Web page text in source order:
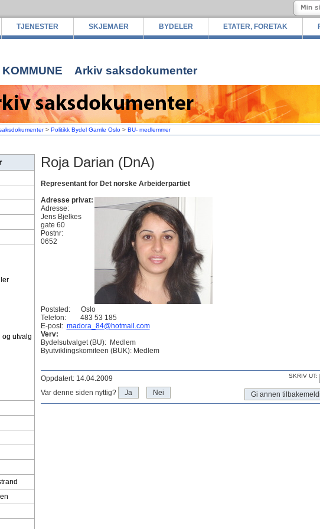
TJENESTER SKJEMAER BYDELER ETATER, FORETAK
Arkiv saksdokumenter
> Politikk Bydel Gamle Oslo> BU- medlemmer
og utvalg
Roja Darian (DnA)
Representant for Det norske Arbeiderpartiet
Adresse privat:
Adresse:
Jens Bjelkes
gate 60
Postnr:
0652
Poststed: Oslo
Telefon: 483 53 185
E-post: madora_84@hotmail.com
Verv:
Bydelsutvalget (BU): Medlem
Byutviklingskomiteen (BUK): Medlem
Oppdatert: 14.04.2009 SKRIV UT:
Var denne siden nyttig? Ja Nei Gi annen